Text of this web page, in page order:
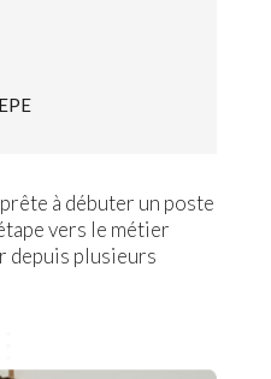
à débuter un poste
vers le métier
depuis plusieurs